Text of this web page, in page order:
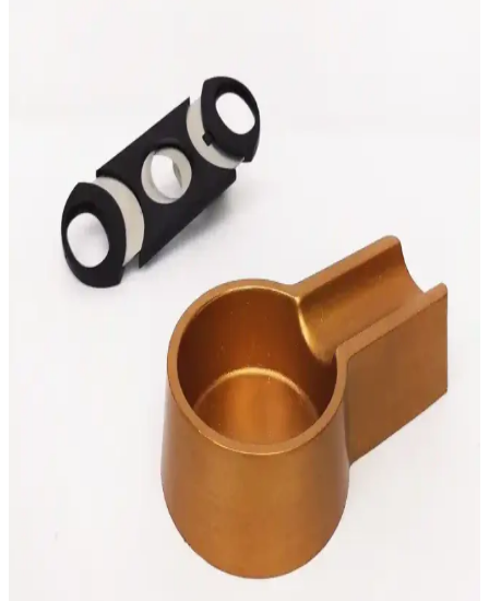
Paşabahçe El Yapımı Cam Küllüğü: Şeffaf ve
Modern Tasarım ile Puro Keyfini Artırır
Paşabahçe'nin el yapımı, şeffaf ve dayanıklı cam küllüğü, puro
tutkunları ve şık dekorasyon arayanlar için ideal. Modern tasarımıyla
ev ve bar ortamlarına zarafet katıyor.
Premium Metal Toscanello Kılıfı T04 Şık ve
Dayanıklı Tütün Saklama Aksesuarı
Metal malzemeden üretilmiş, şık ve dayanıklı Toscanello kılıfı, tütün
ürünlerini kuru ve taze tutar, kompakt tasarımıyla kolay taşınabilir ve
aromayı uzun süre korur.
Boveda Jel Otomatik Humidor Nemlendiricisi: Puro
Saklama ve Nem Kontrolü Çözümü
Boveda Jel Otomatik Humidor Nemlendiricisi, yüksek kalite ve
otomatik nem ayarıyla purolarınızı taze tutar, kullanım kolaylığı
sağlar ve 90 gün etkili performans sunar.
Esafe Home Betondan Yapılmış Küçük Boy Puro
Küllüğü ve Puro Kesme Makası İncelemesi